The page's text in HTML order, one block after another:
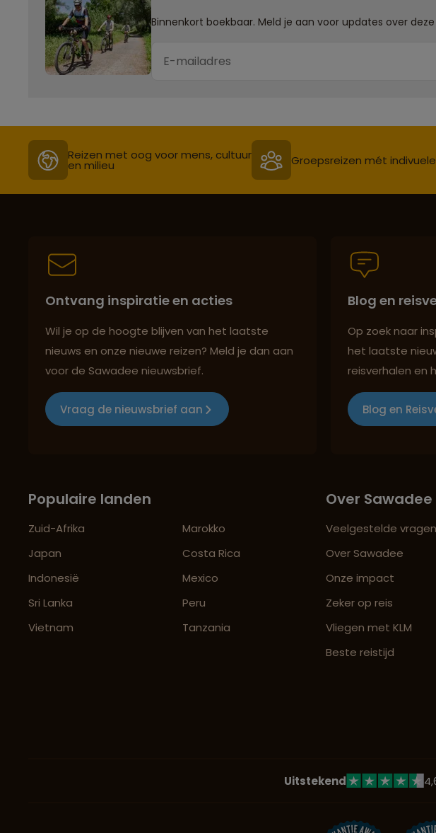
Binnenkort boekbaar. Meld je aan voor updates over deze
Reizen met oog voor mens, cultuur
en milieu Groepsreizen mét
Ontvang inspiratie en acties
Wil je op de hoogte blijven van het laatste
nieuws en onze nieuwe reizen? Meld je dan aan
voor de Sawadee nieuwsbrief.
Vraag de nieuwsbrief aan
Blog en
Op zoek naar
het laatste
reisverhalen en
Blog en
Populaire landen
Zuid-Afrika
Japan
Indonesië
Sri Lanka
Vietnam
Marokko
Costa Rica
Mexico
Peru
Tanzania
Over Sawadee
Veelgestelde vragen
Over Sawadee
Onze impact
Zeker op reis
Vliegen met KLM
Beste reistijd
Uitstekend